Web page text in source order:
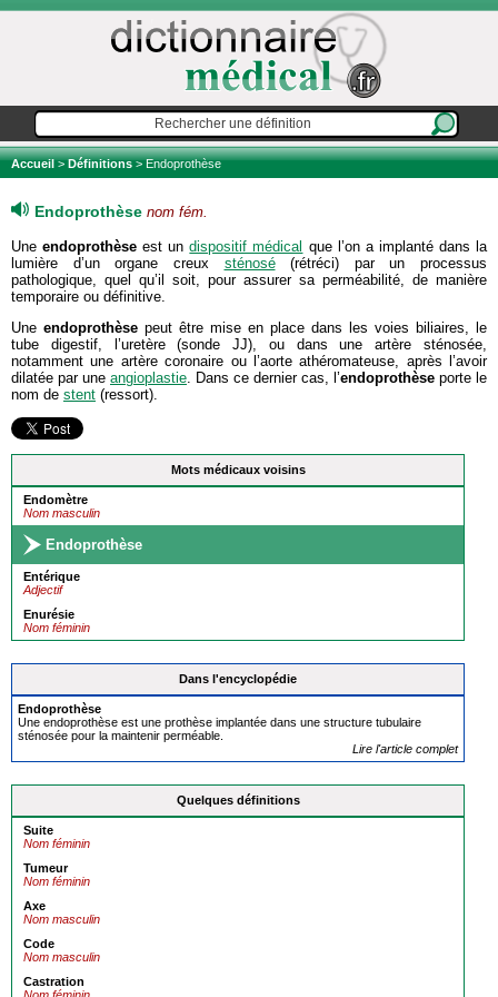
Accueil>Définitions> Endoprothèse
Mots médicaux voisins
Endomètre
Nom masculin
Endoprothèse
Entérique
Adjectif
Enurésie
Nom féminin
Dans l'encyclopédie
Endoprothèse
Une endoprothèse est une prothèse implantée dans une structure tubulaire
sténosée pour la maintenir perméable.
Lire l'article complet
Quelques définitions
Suite
Nom féminin
Tumeur
Nom féminin
Axe
Nom masculin
Code
Nom masculin
Castration
Endoprothèse nom fém.
Uneendoprothèseest undispositif médical que l’on a implanté dans la
lumière d’un organe creux sténosé(rétréci) par un processus
pathologique, quel qu’il soit, pour assurer sa perméabilité, de manière
temporaire ou définitive.
Une endoprothèse peut être mise en place dans les voies biliaires, le
tube digestif, l’uretère (sonde JJ), ou dans une artère sténosée,
notamment une artère coronaire ou l’aorte athéromateuse, après l’avoir
dilatée par une angioplastie. Dans ce dernier cas, l’endoprothèse porte le
nom de stent (ressort).